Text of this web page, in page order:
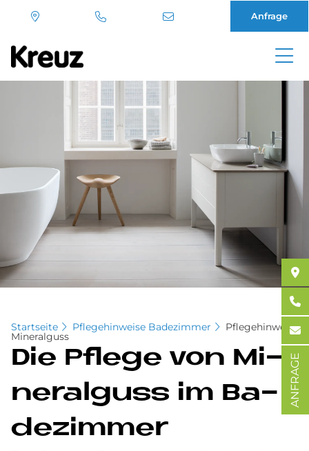
Anfrage
Startseite Pflegehinweise Badezimmer Pflegehinweis
Mineralguss
Die Pfle­ge von Mi­
ne­ral­guss im Ba­
de­zim­mer
ANFRAGE